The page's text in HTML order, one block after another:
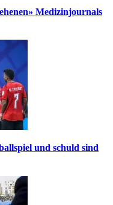
Medizinjournals
und schuld sind